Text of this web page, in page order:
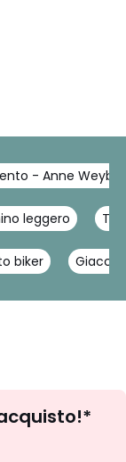
- Anne
leggero
biker Giacca